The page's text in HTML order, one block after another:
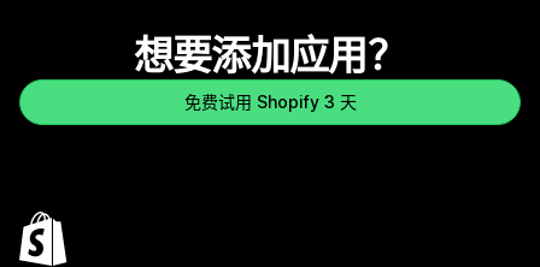
想要添加应用？
免费试用 Shopify 3 天